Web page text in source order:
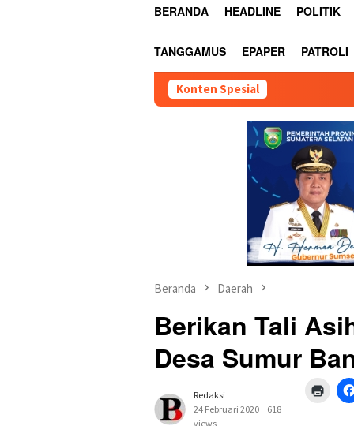
BERANDA HEADLINE POLITIK
TANGGAMUS EPAPER PATROLI
Konten Spesial
Beranda Daerah
Berikan Tali
Desa Sumur
Redaksi
24 Februari 2020
618
views
Klik
untuk